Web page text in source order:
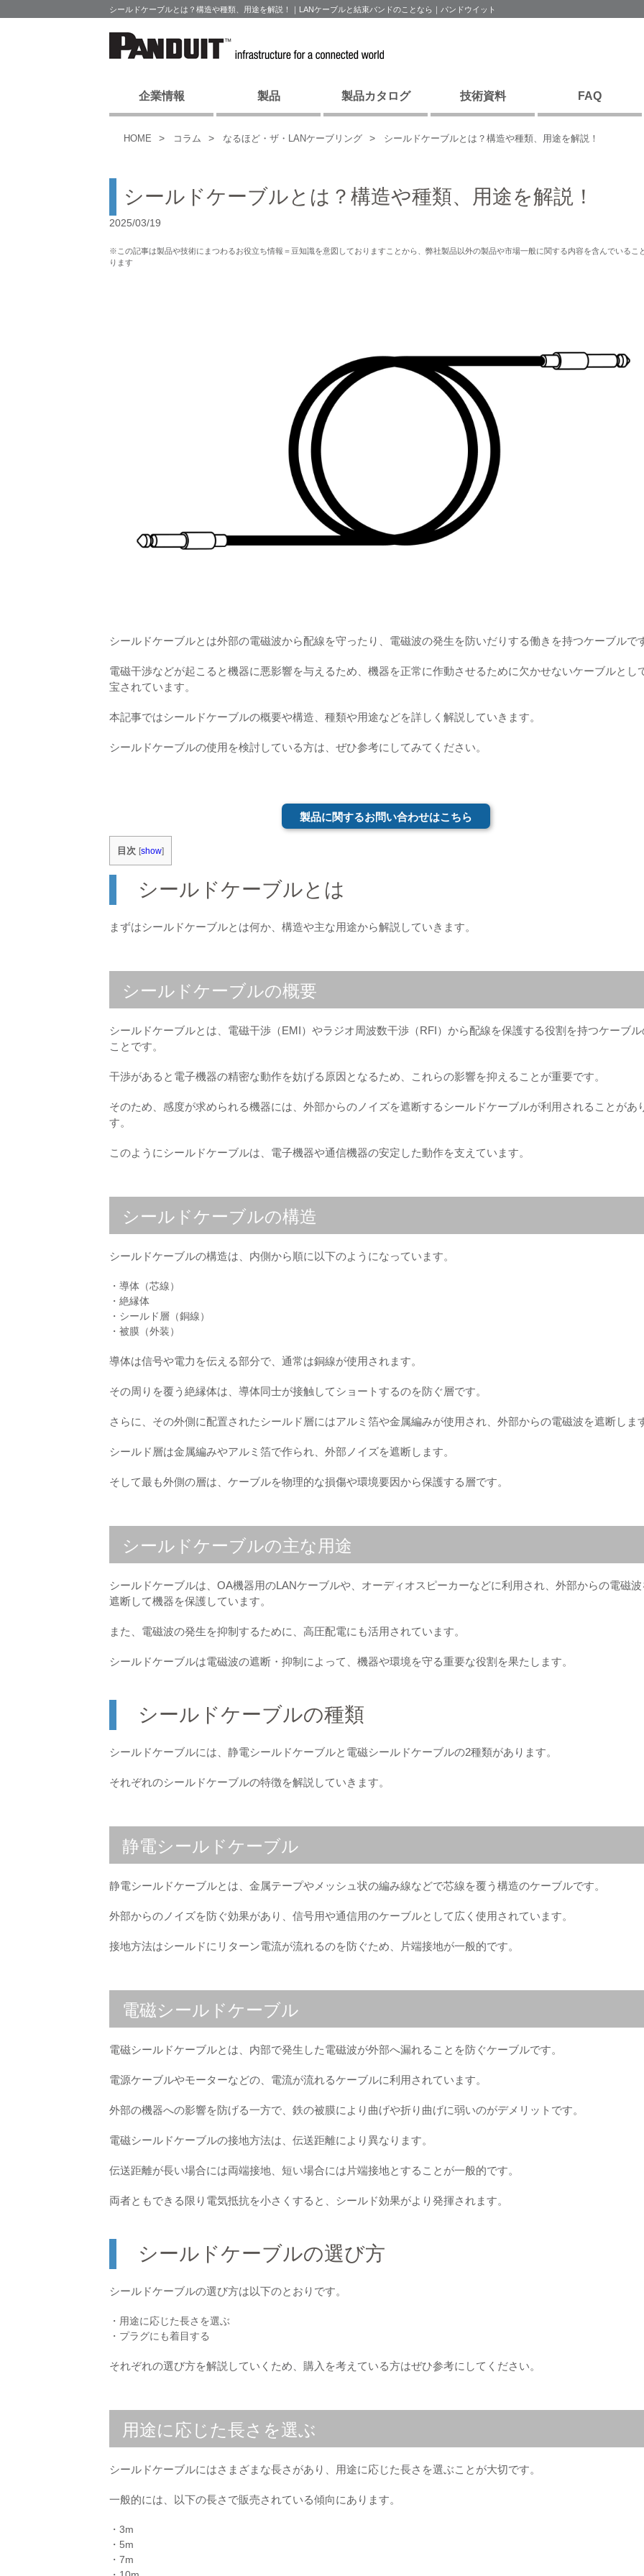
シールドケーブルとは？構造や種類、用途を解説！｜LANケーブルと結束バンドのことなら｜パンドウイット
企業情報 製品 製品カタログ 技術資料 FAQ
HOME コラム なるほど・ザ・LANケーブリング シールドケーブルとは？構造や種類、用途を解説！
シールドケーブルとは？構造や種類、用途を解説！
2025/03/19
※この記事は製品や技術にまつわるお役立ち情報＝豆知識を意図しておりますことから、弊社製品以外の製品や市場一般に関する内容を含んでいるこ
ります
シールドケーブルとは外部の電磁波から配線を守ったり、電磁波の発生を防いだりする働きを持つケーブルで
電磁干渉などが起こると機器に悪影響を与えるため、機器を正常に作動させるために欠かせないケーブルとし
宝されています。
本記事ではシールドケーブルの概要や構造、種類や用途などを詳しく解説していきます。
シールドケーブルの使用を検討している方は、ぜひ参考にしてみてください。
製品に関するお問い合わせはこちら
目次 [show]
シールドケーブルとは
まずはシールドケーブルとは何か、構造や主な用途から解説していきます。
シールドケーブルの概要
シールドケーブルとは、電磁干渉（EMI）やラジオ周波数干渉（RFI）から配線を保護する役割を持つケーブル
ことです。
干渉があると電子機器の精密な動作を妨げる原因となるため、これらの影響を抑えることが重要です。
そのため、感度が求められる機器には、外部からのノイズを遮断するシールドケーブルが利用されることがあ
す。
このようにシールドケーブルは、電子機器や通信機器の安定した動作を支えています。
シールドケーブルの構造
シールドケーブルの構造は、内側から順に以下のようになっています。
・導体（芯線）
・絶縁体
・シールド層（銅線）
・被膜（外装）
導体は信号や電力を伝える部分で、通常は銅線が使用されます。
その周りを覆う絶縁体は、導体同士が接触してショートするのを防ぐ層です。
さらに、その外側に配置されたシールド層にはアルミ箔や金属編みが使用され、外部からの電磁波を遮断しま
シールド層は金属編みやアルミ箔で作られ、外部ノイズを遮断します。
そして最も外側の層は、ケーブルを物理的な損傷や環境要因から保護する層です。
シールドケーブルの主な用途
シールドケーブルは、OA機器用のLANケーブルや、オーディオスピーカーなどに利用され、外部からの電磁波
遮断して機器を保護しています。
また、電磁波の発生を抑制するために、高圧配電にも活用されています。
シールドケーブルは電磁波の遮断・抑制によって、機器や環境を守る重要な役割を果たします。
シールドケーブルの種類
シールドケーブルには、静電シールドケーブルと電磁シールドケーブルの2種類があります。
それぞれのシールドケーブルの特徴を解説していきます。
静電シールドケーブル
静電シールドケーブルとは、金属テープやメッシュ状の編み線などで芯線を覆う構造のケーブルです。
外部からのノイズを防ぐ効果があり、信号用や通信用のケーブルとして広く使用されています。
接地方法はシールドにリターン電流が流れるのを防ぐため、片端接地が一般的です。
電磁シールドケーブル
電磁シールドケーブルとは、内部で発生した電磁波が外部へ漏れることを防ぐケーブルです。
電源ケーブルやモーターなどの、電流が流れるケーブルに利用されています。
外部の機器への影響を防げる一方で、鉄の被膜により曲げや折り曲げに弱いのがデメリットです。
電磁シールドケーブルの接地方法は、伝送距離により異なります。
伝送距離が長い場合には両端接地、短い場合には片端接地とすることが一般的です。
両者ともできる限り電気抵抗を小さくすると、シールド効果がより発揮されます。
シールドケーブルの選び方
シールドケーブルの選び方は以下のとおりです。
・用途に応じた長さを選ぶ
・プラグにも着目する
それぞれの選び方を解説していくため、購入を考えている方はぜひ参考にしてください。
用途に応じた長さを選ぶ
シールドケーブルにはさまざまな長さがあり、用途に応じた長さを選ぶことが大切です。
一般的には、以下の長さで販売されている傾向にあります。
・3m
・5m
・7m